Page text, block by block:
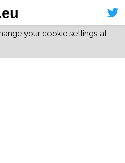
your cookie settings at